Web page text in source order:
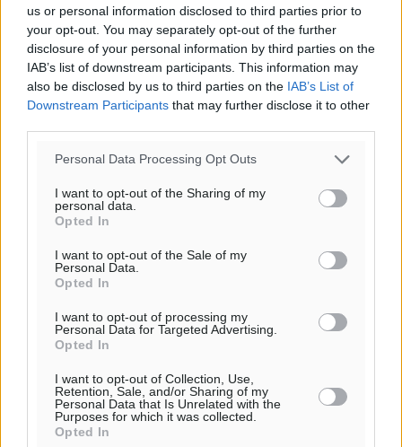
us or personal information disclosed to third parties prior to
your opt-out. You may separately opt-out of the further
disclosure of your personal information by third parties on the
IAB’s list of downstream participants. This information may
also be disclosed by us to third parties on the IAB’s List of
Downstream Participants that may further disclose it to other
Personal Data Processing Opt Outs
I want to opt-out of the Sharing of my
personal data.
Opted In
I want to opt-out of the Sale of my
Personal Data.
Opted In
I want to opt-out of processing my
Personal Data for Targeted Advertising.
Opted In
I want to opt-out of Collection, Use,
Retention, Sale, and/or Sharing of my
Personal Data that Is Unrelated with the
Purposes for which it was collected.
Opted In
Ροή ειδήσεων
Καιρός «hot – dry – windy» τις επόμενες 48 ώρες στη
χώρα
Ειδήσεις• πριν 12 ώρες
Δύο σχολεία της Λέρου αλλάζουν όψη με δωρεά
αγάπης για τα παιδιά
Τουρισμός: Με θετικό πρόσημο έως τώρα η χρονιά,
παρά τα σκαμπανεβάσματα